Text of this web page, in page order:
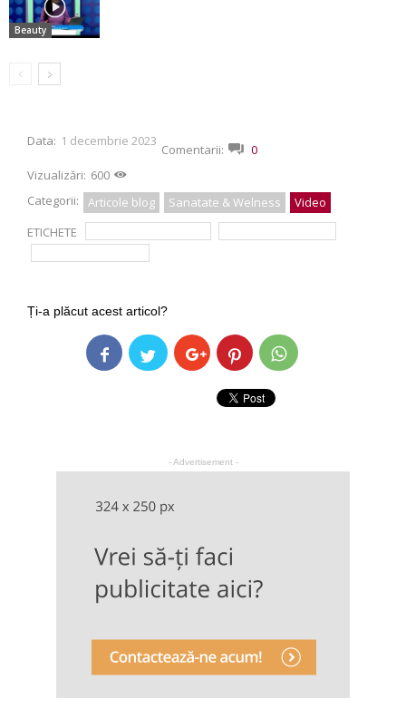
Beauty
Data: 1 decembrie 2023
Comentarii:
0
Vizualizări: 600
Categorii:
Articole blog Sanatate & Welness
Video
ETICHETE
Ți-a plăcut acest articol?
- Advertisement -